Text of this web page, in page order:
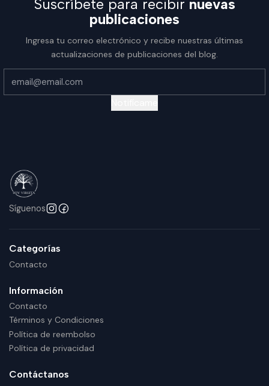
Suscríbete para recibir nuevas
publicaciones
Ingresa tu correo electrónico y recibe nuestras últimas
actualizaciones de publicaciones del blog.
Síguenos
Categorías
Contacto
Información
Contacto
Términos y Condiciones
Política de reembolso
Política de privacidad
Contáctanos